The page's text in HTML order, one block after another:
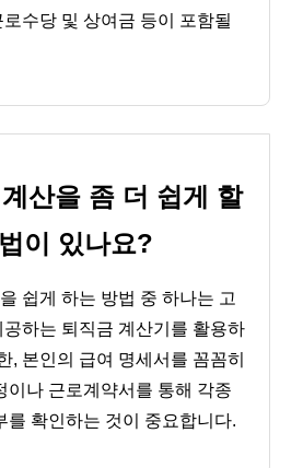
수당 및 상여금 등이 포함될
산을 좀 더 쉽게 할
이 있나요?
쉽게 하는 방법 중 하나는 고
하는 퇴직금 계산기를 활용하
, 본인의 급여 명세서를 꼼꼼히
이나 근로계약서를 통해 각종
를 확인하는 것이 중요합니다.